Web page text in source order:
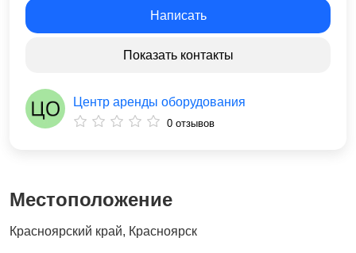
Местоположение
Красноярский край, Красноярск
Написать
Показать контакты
Центр аренды оборудования
0 отзывов